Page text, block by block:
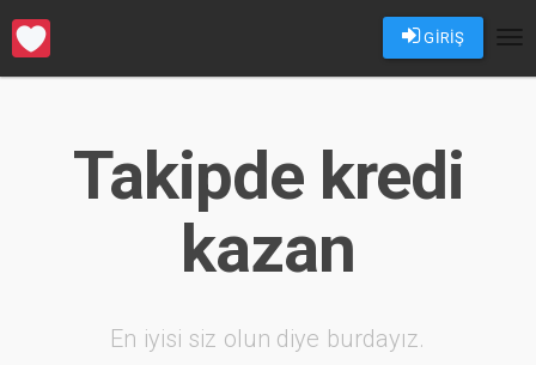
GİRİŞ
Takipde kredi
kazan
En iyisi siz olun diye burdayız.